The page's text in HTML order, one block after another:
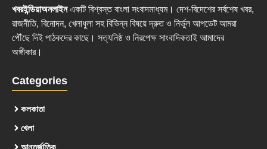
খবরইন্ডিয়াঅনলাইনএকটি বিশ্বস্ত বাংলা সংবাদমাধ্যম। দেশ-বিদেশের সর্বশেষ খবর,
রাজনীতি, বিনোদন, খেলাধুলা সহ বিভিন্ন বিষয়ে দ্রুত ও নির্ভুল আপডেট আমরা
পৌঁছে দিই পাঠকদের কাছে। সত্যনিষ্ঠ ও নিরপেক্ষ সাংবাদিকতাই আমাদের
অঙ্গীকার।
Categories
কলকাতা
খেলা
আন্তর্জাতিক